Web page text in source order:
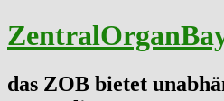
das ZOB bietet